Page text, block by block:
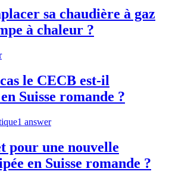
sa chaudière à gaz
à chaleur ?
le CECB est-il
Suisse romande ?
1 answer
pour une nouvelle
en Suisse romande ?